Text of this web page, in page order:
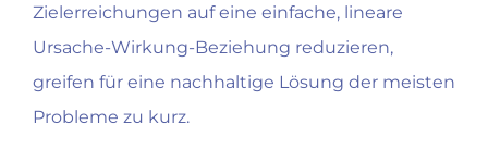
Zielerreichungen auf eine einfache, lineare
Ursache-Wirkung-Beziehung reduzieren,
greifen für eine nachhaltige Lösung der meisten
Probleme zu kurz.